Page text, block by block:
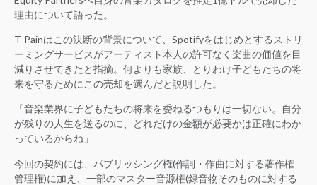
理由について語った。
T-Painはこの決断の背景について、Spotifyをはじめとするストリ
ーミングサービスがアーティスト本人の許可なく楽曲の価値を目
減りさせてきたと指摘。何よりも家族、とりわけ子どもたちの将
来を守るためにこの売却を選んだと説明した。
「音楽業界に子どもたちの将来を委ねるつもりは一切ない。自分
が残りの人生を送るのに、どれだけの金額が必要かは正確にわか
っているからね」
今回の契約には、パブリッシング権(作詞・作曲に対する著作権
管理権)に加え、一部のマスター音源権(録音物そのものに対する